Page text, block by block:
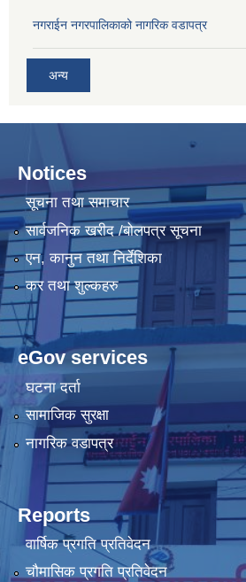
नगराईन नगरपालिकाको नागरिक वडापत्र
अन्य
Notices
सूचना तथा समाचार
सार्वजनिक खरीद /बोलपत्र सूचना
एन, कानुन तथा निर्देशिका
कर तथा शुल्कहरु
eGov services
घटना दर्ता
सामाजिक सुरक्षा
नागरिक वडापत्र
Reports
वार्षिक प्रगति प्रतिवेदन
चौमासिक प्रगति प्रतिवेदन